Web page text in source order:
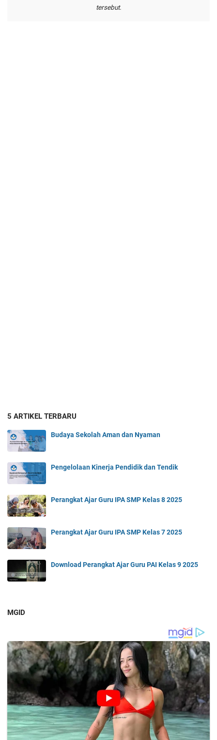
tersebut.
5 ARTIKEL TERBARU
Budaya Sekolah Aman dan Nyaman
Pengelolaan Kinerja Pendidik dan Tendik
Perangkat Ajar Guru IPA SMP Kelas 8 2025
Perangkat Ajar Guru IPA SMP Kelas 7 2025
Download Perangkat Ajar Guru PAI Kelas 9 2025
MGID